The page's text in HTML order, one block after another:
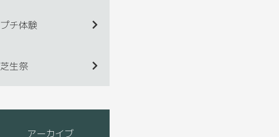
プチ体験
芝生祭
アーカイブ